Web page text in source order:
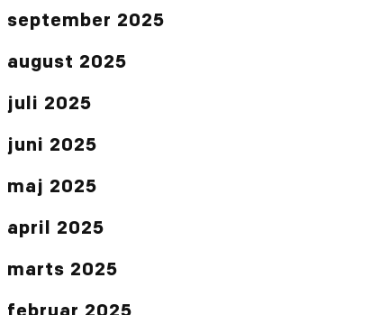
september 2025
august 2025
juli 2025
juni 2025
maj 2025
april 2025
marts 2025